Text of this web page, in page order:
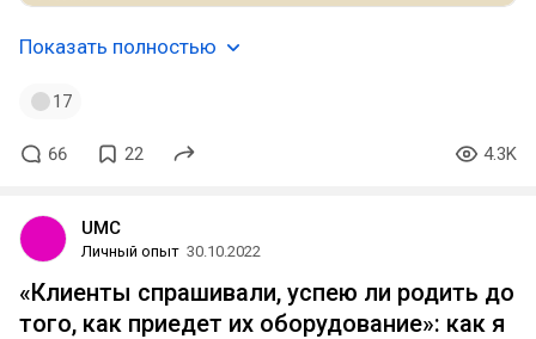
Показать полностью
17
66 22 4.3K
UMC
Личный опыт 30.10.2022
«Клиенты спрашивали, успею ли родить до
того, как приедет их оборудование»: как я